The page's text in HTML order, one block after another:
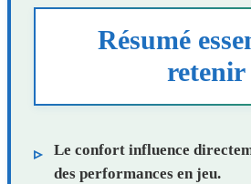
Résumé
retenir
Le confort influence
des performances en jeu.